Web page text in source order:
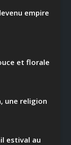
empire
et florale
une religion
estival au